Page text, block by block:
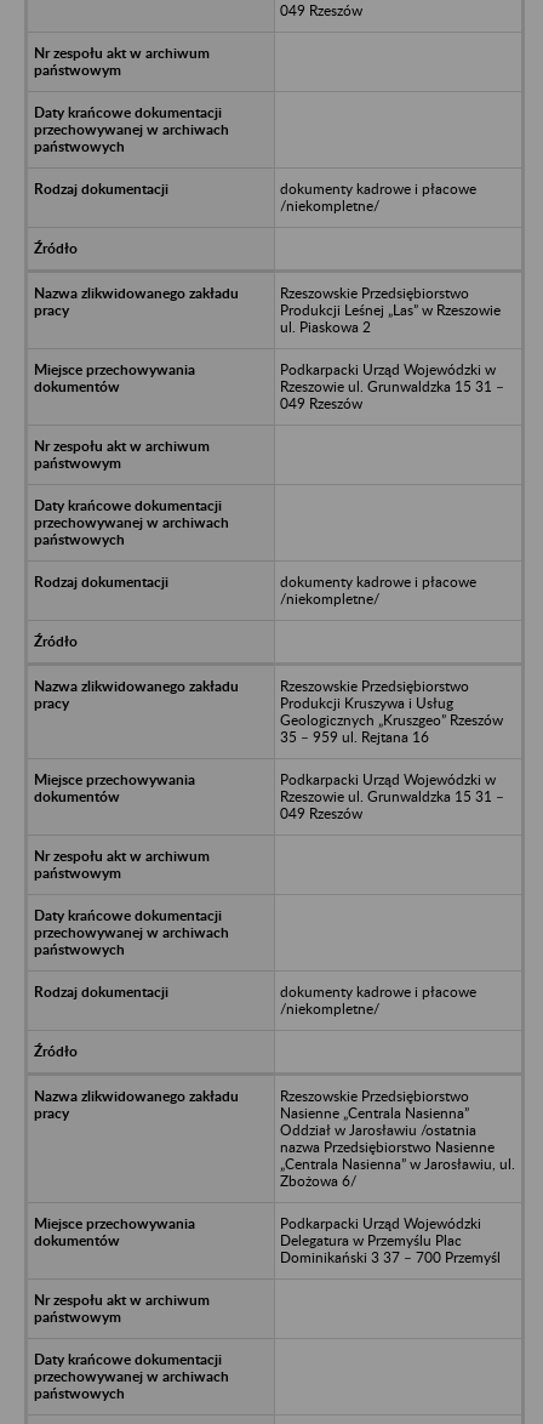
049 Rzeszów
dokumenty kadrowe i płacowe
/niekompletne/
Rzeszowskie Przedsiębiorstwo
Produkcji Leśnej „Las” w Rzeszowie
ul. Piaskowa 2
Podkarpacki Urząd Wojewódzki w
Rzeszowie ul. Grunwaldzka 15 31 –
049 Rzeszów
dokumenty kadrowe i płacowe
/niekompletne/
Rzeszowskie Przedsiębiorstwo
Produkcji Kruszywa i Usług
Geologicznych „Kruszgeo” Rzeszów
35 – 959 ul. Rejtana 16
Podkarpacki Urząd Wojewódzki w
Rzeszowie ul. Grunwaldzka 15 31 –
049 Rzeszów
dokumenty kadrowe i płacowe
/niekompletne/
Rzeszowskie Przedsiębiorstwo
Nasienne „Centrala Nasienna”
Oddział w Jarosławiu /ostatnia
nazwa Przedsiębiorstwo Nasienne
„Centrala Nasienna” w Jarosławiu, ul.
Zbożowa 6/
Podkarpacki Urząd Wojewódzki
Delegatura w Przemyślu Plac
Dominikański 3 37 – 700 Przemyśl